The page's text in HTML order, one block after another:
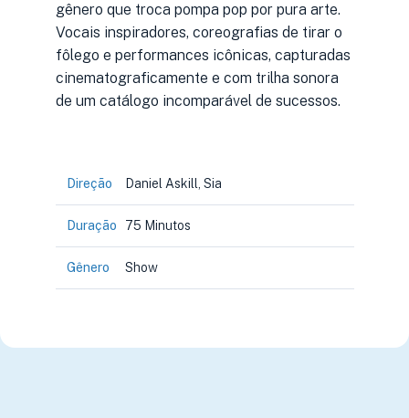
gênero que troca pompa pop por pura arte.
Vocais inspiradores, coreografias de tirar o
fôlego e performances icônicas, capturadas
cinematograficamente e com trilha sonora
de um catálogo incomparável de sucessos.
Direção Daniel Askill, Sia
Duração 75 Minutos
Gênero Show